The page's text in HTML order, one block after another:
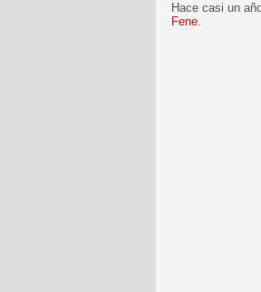
Hace casi un
Fene.